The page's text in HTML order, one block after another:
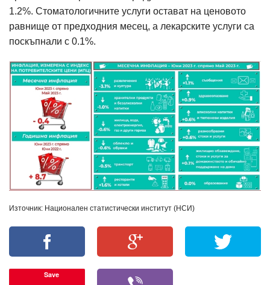
1.2%. Стоматологичните услуги остават на ценовото
равнище от предходния месец, а лекарските услуги са
поскъпнали с 0.1%.
Източник: Национален статистически институт (НСИ)
Save